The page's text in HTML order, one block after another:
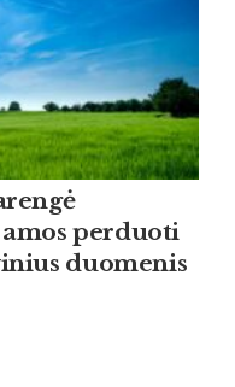
perduoti
duomenis